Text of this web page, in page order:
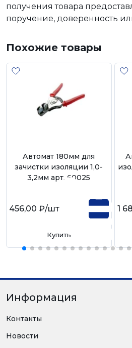
получения товара
поручение, доверенность
Похожие товары
Автомат 180мм для
зачистки изоляции 1,0-
3,2мм арт. 60025
456,00 ₽/шт
Купить
1
Информация
Контакты
Новости